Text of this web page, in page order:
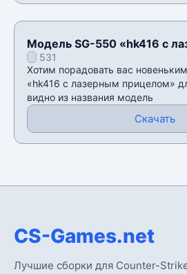
Модель SG-550 «hk416 с
прицелом» для CSS v34
531
Хотим порадовать вас
«hk416 с лазерным прицелом»
видно из названия модель
Скачать
CS-Games.net
Лучшие сборки для Counter-